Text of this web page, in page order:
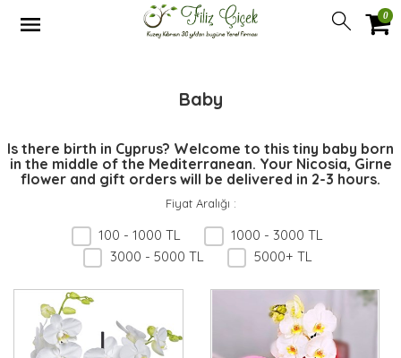
0
Baby
Is there birth in Cyprus? Welcome to this tiny baby born
in the middle of the Mediterranean. Your Nicosia, Girne
flower and gift orders will be delivered in 2-3 hours.
Fiyat Aralığı :
100 - 1000 TL
1000 - 3000 TL
3000 - 5000 TL
5000+ TL